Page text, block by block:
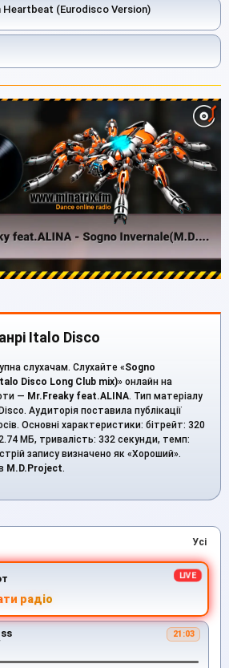
Heartbeat (Eurodisco Version)
Italo Disco
слухачам. Слухайте «Sogno
Disco Long Club mix)» онлайн на
— Mr.Freaky feat.ALINA. Тип матеріалу
Аудиторія поставила публікації
Основні характеристики: бітрейт: 320
МБ, тривалість: 332 секунди, темп:
запису визначено як «Хороший».
M.D.Project.
Усі
радіо
21:03